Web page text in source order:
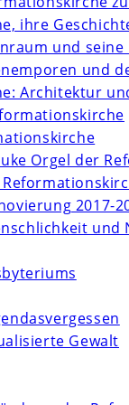
ihre
und
und
Architektur
Orgel der
2017-
und
Gewalt